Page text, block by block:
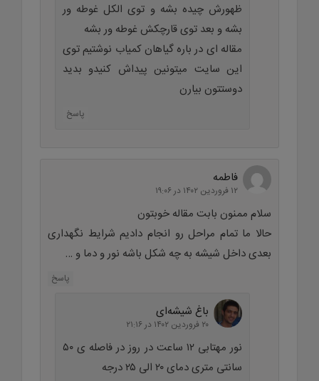
ظهورش چیده بشه و توی الکل غوطه ور
بشه و بعد توی قارچکش غوطه ور بشه
مقاله ای در باره گیاهان کمیاب نوشتیم توی
این سایت میتونین پیداش کنیدو بدید
دوستتون بیارن
پاسخ
فاطمه
۱۲ فروردین ۱۴۰۲ در ۱۹:۰۶
سلام ممنون بابت مقاله خوبتون
حالا ما تمام مراحل رو انجام دادیم شرایط نگهداری
بعدی داخل شیشه به چه شکل باشه نور و دما و …
پاسخ
باغ شیشه‌ای
۲۰ فروردین ۱۴۰۲ در ۲۱:۱۶
نور مهتابی ۱۲ ساعت در روز در فاصله ی ۵۰
سانتی متری دمای ۲۰ الی ۲۵ درجه